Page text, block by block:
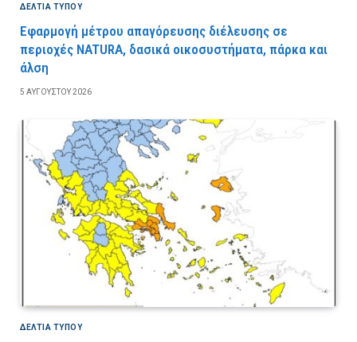
ΔΕΛΤΙΑ ΤΥΠΟΥ
Εφαρμογή μέτρου απαγόρευσης διέλευσης σε
περιοχές NATURA, δασικά οικοσυστήματα, πάρκα και
άλση
5 ΑΥΓΟΎΣΤΟΥ 2026
ΔΕΛΤΙΑ ΤΥΠΟΥ